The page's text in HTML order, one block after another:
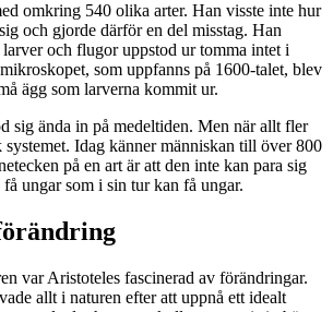
omkring 540 olika arter. Han visste inte hur
och gjorde därför en del misstag. Han
och flugor uppstod ur tomma intet i
som uppfanns på 1600-talet, blev
ägg som larverna kommit ur.
sig ända in på medeltiden. Men när allt fler
systemet. Idag känner människan till över 800
på en art är att den inte kan para sig
ungar som i sin tur kan få ungar.
var Aristoteles fascinerad av förändringar.
allt i naturen efter att uppnå ett idealt